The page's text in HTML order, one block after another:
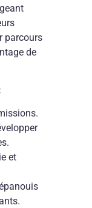
parcours
de
et